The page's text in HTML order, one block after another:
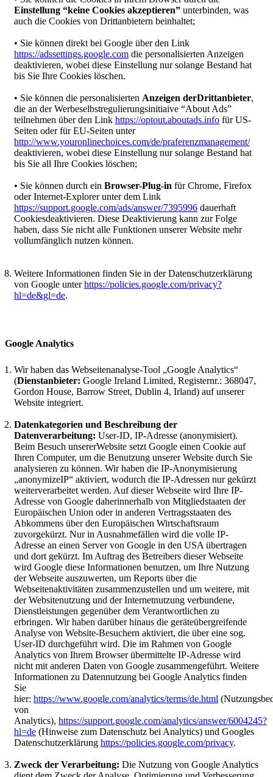
Einstellung “keine Cookies akzeptieren” unterbinden, was
auch die Cookies von Drittanbietern beinhaltet;
• Sie können direkt bei Google über den Link
https://adssettings.google.com die personalisierten Anzeigen
deaktivieren, wobei diese Einstellung nur solange Bestand hat
bis Sie Ihre Cookies löschen.
• Sie können die personalisierten Anzeigen derDrittanbieter,
die an der Werbeselbstregulierungsinitiaive “About Ads”
teilnehmen über den Link https://optout.aboutads.info für US-
Seiten oder für EU-Seiten unter
http://www.youronlinechoices.com/de/praferenzmanagement/
deaktivieren, wobei diese Einstellung nur solange Bestand hat
bis Sie all Ihre Cookies löschen;
• Sie können durch ein Browser-Plug-in für Chrome, Firefox
oder Internet-Explorer unter dem Link
https://support.google.com/ads/answer/7395996 dauerhaft
Cookiesdeaktivieren. Diese Deaktivierung kann zur Folge
haben, dass Sie nicht alle Funktionen unserer Website mehr
vollumfänglich nutzen können.
Weitere Informationen finden Sie in der Datenschutzerklärung
von Google unterhttps://policies.google.com/privacy?
hl=de&gl=de.
Google Analytics
Wir haben das Webseitenanalyse-Tool „Google Analytics“
(Dienstanbieter: Google Ireland Limited, Registernr.: 368047,
Gordon House, Barrow Street, Dublin 4, Irland) auf unserer
Website integriert.
Datenkategorien und Beschreibung der
Datenverarbeitung: User-ID, IP-Adresse (anonymisiert).
Beim Besuch unsererWebsite setzt Google einen Cookie auf
Ihren Computer, um die Benutzung unserer Website durch Sie
analysieren zu können. Wir haben die IP-Anonymisierung
„anonymizeIP“ aktiviert, wodurch die IP-Adressen nur gekürzt
weiterverarbeitet werden. Auf dieser Webseite wird Ihre IP-
Adresse von Google daherinnerhalb von Mitgliedstaaten der
Europäischen Union oder in anderen Vertragsstaaten des
Abkommens über den Europäischen Wirtschaftsraum
zuvorgekürzt. Nur in Ausnahmefällen wird die volle IP-
Adresse an einen Server von Google in den USA übertragen
und dort gekürzt. Im Auftrag des Betreibers dieser Webseite
wird Google diese Informationen benutzen, um Ihre Nutzung
der Webseite auszuwerten, um Reports über die
Webseitenaktivitäten zusammenzustellen und um weitere, mit
der Websitenutzung und der Internetnutzung verbundene,
Dienstleistungen gegenüber dem Verantwortlichen zu
erbringen. Wir haben darüber hinaus die geräteübergreifende
Analyse von Website-Besuchern aktiviert, die über eine sog.
User-ID durchgeführt wird. Die im Rahmen von Google
Analytics von Ihrem Browser übermittelte IP-Adresse wird
nicht mit anderen Daten von Google zusammengeführt. Weitere
Informationen zu Datennutzung bei Google Analytics finden
Sie
hier: https://www.google.com/analytics/terms/de.html
von
Analytics), https://support.google.com/analytics/answer/6004245?
hl=de (Hinweise zum Datenschutz bei Analytics) und Googles
Datenschutzerklärung https://policies.google.com/privacy.
Zweck der Verarbeitung: Die Nutzung von Google Analytics